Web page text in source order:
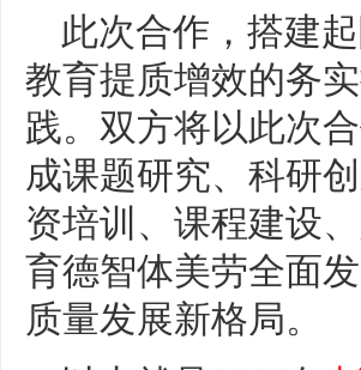
此次合作，搭建
教育提质增效的务
践。双方将以此次
成课题研究、科研
资培训、课程建设
育德智体美劳全面
质量发展新格局。